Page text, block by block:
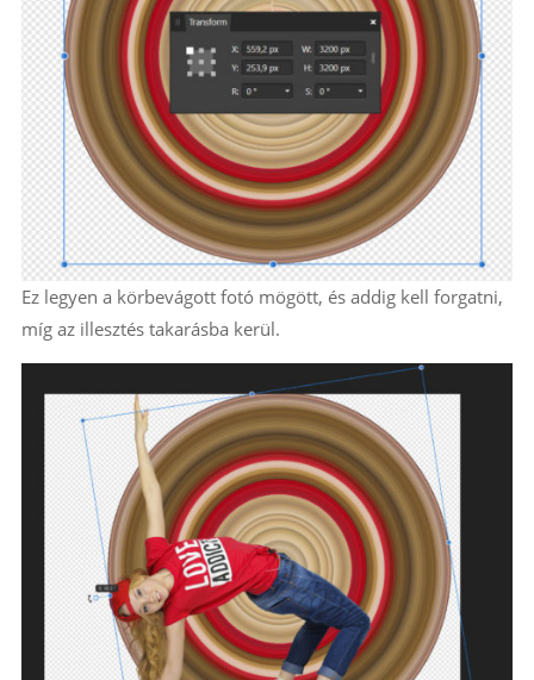
Ez legyen a körbevágott fotó mögött, és addig kell forgatni,
míg az illesztés takarásba kerül.